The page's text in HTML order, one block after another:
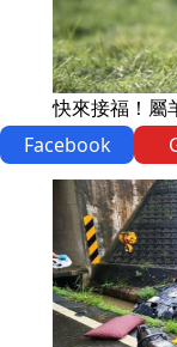
快來接福！屬
走了！
Facebook